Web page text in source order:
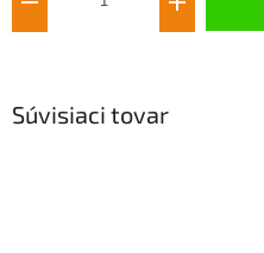
Súvisiaci tovar